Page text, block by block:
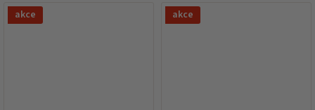
akce akce